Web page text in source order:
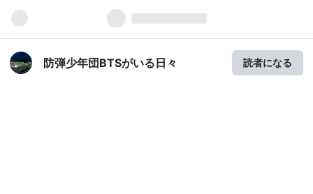
防弾少年団BTSがいる日々 読者になる